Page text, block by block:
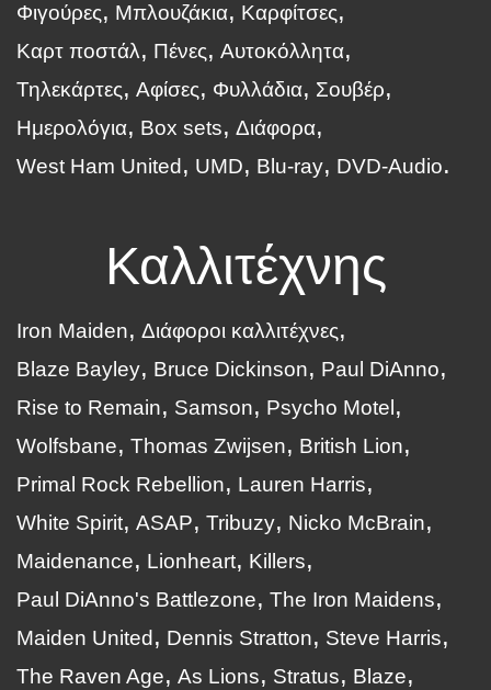
Φιγούρες
Μπλουζάκια
Καρφίτσες
Καρτ ποστάλ
Πένες
Αυτοκόλλητα
Τηλεκάρτες
Αφίσες Φυλλάδια
Σουβέρ
Ημερολόγια
Box sets
Διάφορα
West Ham United
UMD Blu-ray DVD-Audio
Καλλιτέχνης
Iron Maiden
Διάφοροι καλλιτέχνες
Blaze Bayley
Bruce Dickinson
Paul DiAnno
Rise to Remain
Samson
Psycho Motel
Wolfsbane
Thomas Zwijsen
British Lion
Primal Rock Rebellion
Lauren Harris
White Spirit ASAP Tribuzy
Nicko McBrain
Maidenance
Lionheart
Killers
Paul DiAnno's Battlezone
The Iron Maidens
Maiden United
Dennis Stratton
Steve Harris
The Raven Age
As Lions Stratus
Blaze